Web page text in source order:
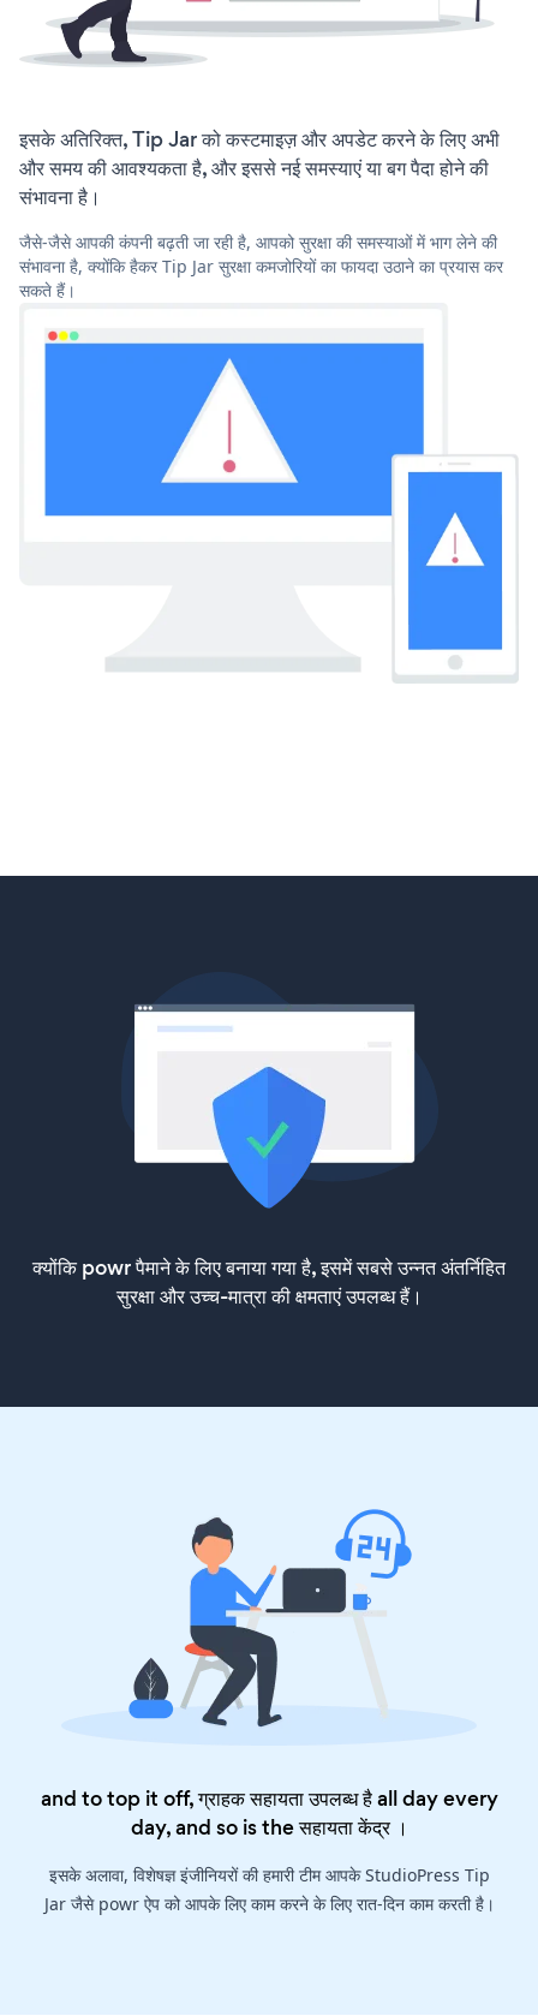
इसके अतिरिक्त, Tip Jar को कस्टमाइज़ और अपडेट करने के लिए अभी
और समय की आवश्यकता है, और इससे नई समस्याएं या बग पैदा होने की
संभावना है।
जैसे-जैसे आपकी कंपनी बढ़ती जा रही है, आपको सुरक्षा की समस्याओं में भाग लेने की
संभावना है, क्योंकि हैकर Tip Jar सुरक्षा कमजोरियों का फायदा उठाने का प्रयास कर
सकते हैं।
क्योंकि powr पैमाने के लिए बनाया गया है, इसमें सबसे उन्नत अंतर्निहित
सुरक्षा और उच्च-मात्रा की क्षमताएं उपलब्ध हैं।
and to top it off, ग्राहक सहायता उपलब्ध है all day every
day, and so is theसहायता केंद्र।
इसके अलावा, विशेषज्ञ इंजीनियरों की हमारी टीम आपके StudioPress Tip
Jar जैसे powr ऐप को आपके लिए काम करने के लिए रात-दिन काम करती है।